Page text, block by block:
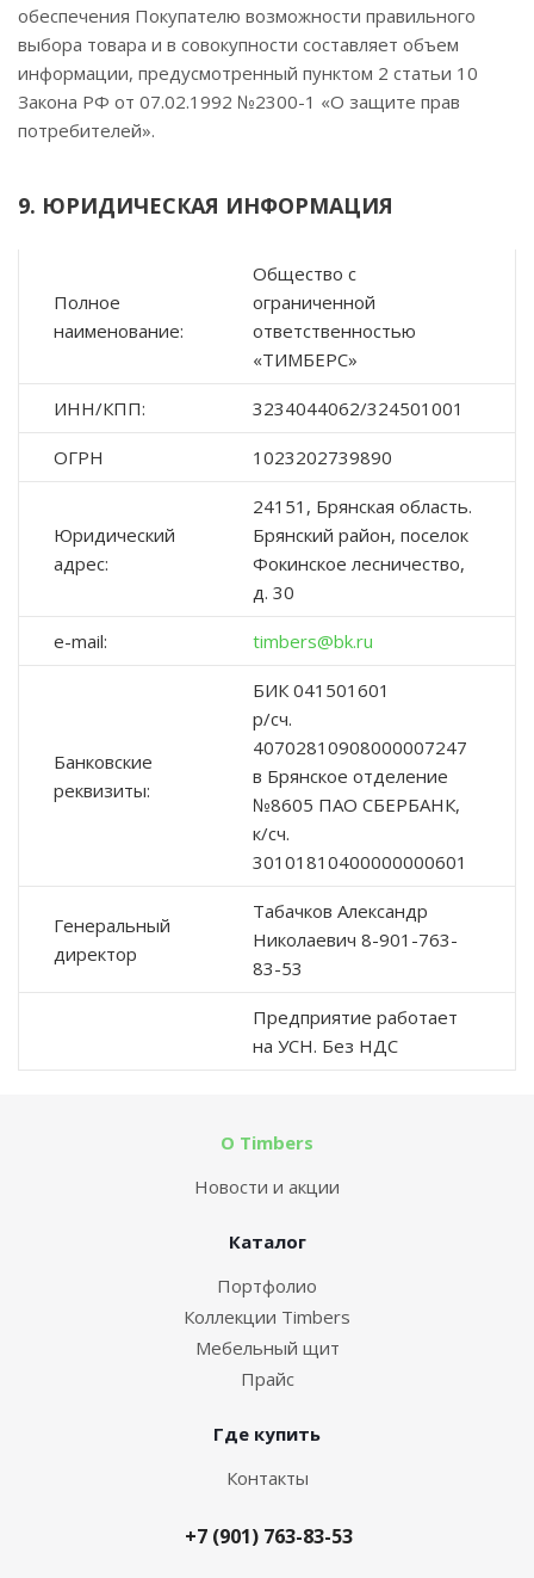
обеспечения Покупателю возможности правильного
выбора товара и в совокупности составляет объем
информации, предусмотренный пунктом 2 статьи 10
Закона РФ от 07.02.1992 №2300-1 «О защите прав
потребителей».
9. ЮРИДИЧЕСКАЯ ИНФОРМАЦИЯ
Полное
наименование:
Общество с
ограниченной
ответственностью
«ТИМБЕРС»
ИНН/КПП: 3234044062/324501001
ОГРН 1023202739890
Юридический
адрес:
24151, Брянская область.
Брянский район, поселок
Фокинское лесничество,
д. 30
e-mail: timbers@bk.ru
Банковские
реквизиты:
БИК 041501601
р/сч.
40702810908000007247
в Брянское отделение
№8605 ПАО СБЕРБАНК,
к/сч.
30101810400000000601
Генеральный
директор
Табачков Александр
Николаевич 8-901-763-
83-53
Предприятие работает
на УСН. Без НДС
О Timbers
Новости и акции
Каталог
Портфолио
Коллекции Timbers
Мебельный щит
Прайс
Где купить
Контакты
+7 (901) 763-83-53